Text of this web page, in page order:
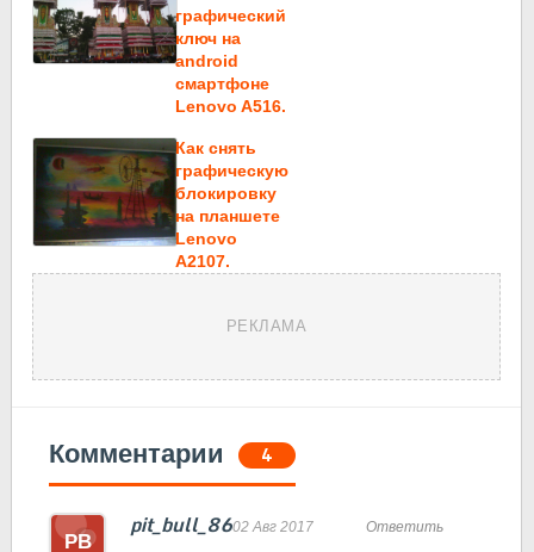
графический
ключ на
android
смартфоне
Lenovo A516.
Как снять
графическую
блокировку
на планшете
Lenovo
A2107.
РЕКЛАМА
Комментарии 4
pit_bull_8602 Авг 2017 Ответить